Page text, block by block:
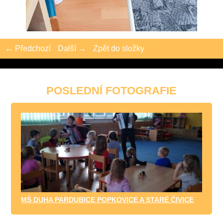
← Předchozí Další → Zpět do složky
POSLEDNÍ FOTOGRAFIE
MŠ DUHA PARDUBICE POPKOVICE A STARÉ ČIVICE